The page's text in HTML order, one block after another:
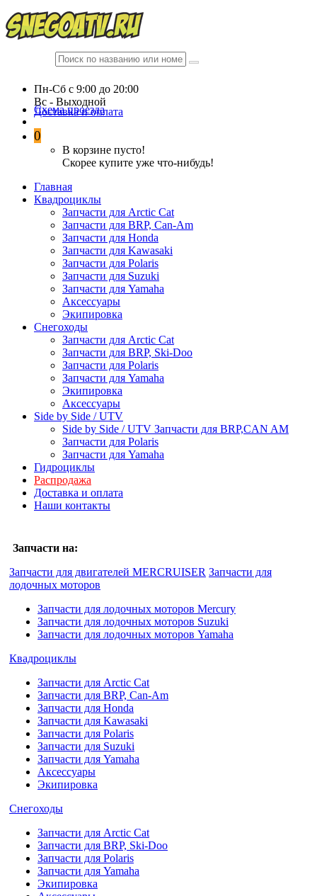
Пн-Сб c 9:00 до 20:00
Вc - Выходной
Схема проезда
Доставка и оплата
0
В корзине пусто!
Скорее купите уже что-нибудь!
Главная
Квадроциклы
Запчасти для Arctic Cat
Запчасти для BRP, Can-Am
Запчасти для Honda
Запчасти для Kawasaki
Запчасти для Polaris
Запчасти для Suzuki
Запчасти для Yamaha
Аксессуары
Экипировка
Снегоходы
Запчасти для Arctic Cat
Запчасти для BRP, Ski-Doo
Запчасти для Polaris
Запчасти для Yamaha
Экипировка
Аксессуары
Side by Side / UTV
Side by Side / UTV Запчасти для BRP,CAN AM
Запчасти для Polaris
Запчасти для Yamaha
Гидроциклы
Распродажа
Доставка и оплата
Наши контакты
Запчасти на:
Запчасти для двигателей MERCRUISER Запчасти для
лодочных моторов
Запчасти для лодочных моторов Mercury
Запчасти для лодочных моторов Suzuki
Запчасти для лодочных моторов Yamaha
Квадроциклы
Запчасти для Arctic Cat
Запчасти для BRP, Can-Am
Запчасти для Honda
Запчасти для Kawasaki
Запчасти для Polaris
Запчасти для Suzuki
Запчасти для Yamaha
Аксессуары
Экипировка
Снегоходы
Запчасти для Arctic Cat
Запчасти для BRP, Ski-Doo
Запчасти для Polaris
Запчасти для Yamaha
Экипировка